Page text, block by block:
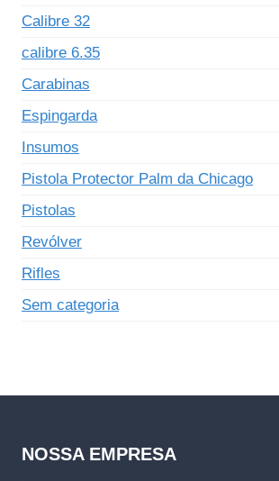
Calibre 32
calibre 6.35
Carabinas
Espingarda
Insumos
Pistola Protector Palm da Chicago
Pistolas
Revólver
Rifles
Sem categoria
NOSSA EMPRESA